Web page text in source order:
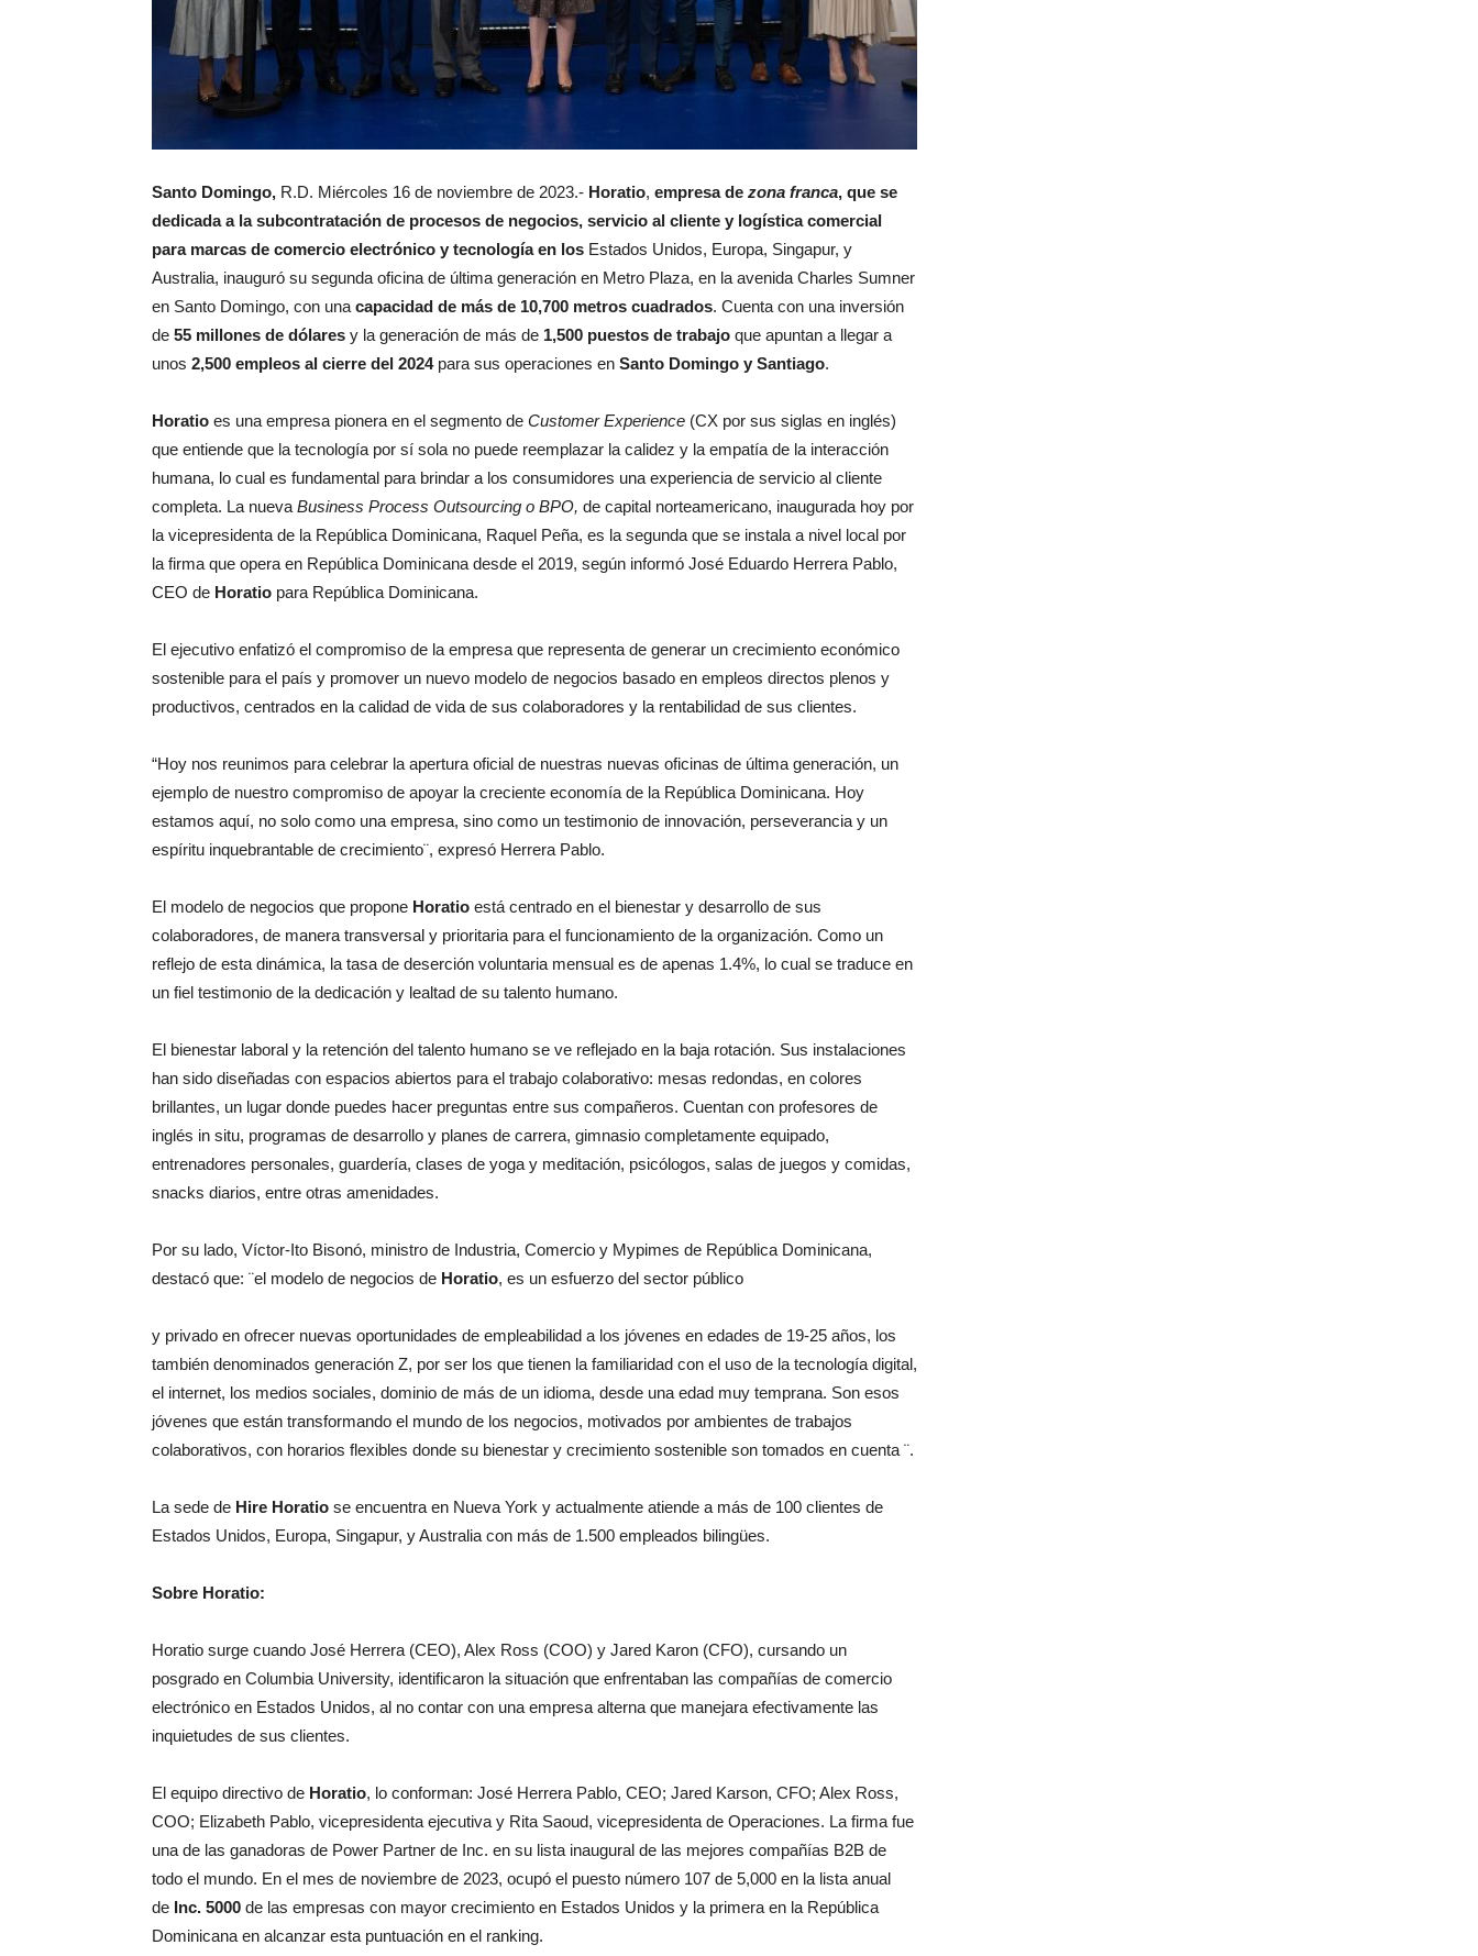
Santo Domingo, R.D. Miércoles 16 de noviembre de 2023.- Horatio, empresa de zona franca, que se
dedicada a la subcontratación de procesos de negocios, servicio al cliente y logística comercial
para marcas de comercio electrónico y tecnología en los Estados Unidos, Europa, Singapur, y
Australia, inauguró su segunda oficina de última generación en Metro Plaza, en la avenida Charles Sumner
en Santo Domingo, con una capacidad de más de 10,700 metros cuadrados. Cuenta con una inversión
de 55 millones de dólares y la generación de más de 1,500 puestos de trabajo que apuntan a llegar a
unos 2,500 empleos al cierre del 2024para sus operaciones en Santo Domingo y Santiago.
Horatio es una empresa pionera en el segmento de Customer Experience (CX por sus siglas en inglés)
que entiende que la tecnología por sí sola no puede reemplazar la calidez y la empatía de la interacción
humana, lo cual es fundamental para brindar a los consumidores una experiencia de servicio al cliente
completa. La nueva Business Process Outsourcing o BPO, de capital norteamericano, inaugurada hoy por
la vicepresidenta de la República Dominicana, Raquel Peña, es la segunda que se instala a nivel local por
la firma que opera en República Dominicana desde el 2019, según informó José Eduardo Herrera Pablo,
CEO de Horatio para República Dominicana.
El ejecutivo enfatizó el compromiso de la empresa que representa de generar un crecimiento económico
sostenible para el país y promover un nuevo modelo de negocios basado en empleos directos plenos y
productivos, centrados en la calidad de vida de sus colaboradores y la rentabilidad de sus clientes.
“Hoy nos reunimos para celebrar la apertura oficial de nuestras nuevas oficinas de última generación, un
ejemplo de nuestro compromiso de apoyar la creciente economía de la República Dominicana. Hoy
estamos aquí, no solo como una empresa, sino como un testimonio de innovación, perseverancia y un
espíritu inquebrantable de crecimiento¨, expresó Herrera Pablo.
El modelo de negocios que propone Horatio está centrado en el bienestar y desarrollo de sus
colaboradores, de manera transversal y prioritaria para el funcionamiento de la organización. Como un
reflejo de esta dinámica, la tasa de deserción voluntaria mensual es de apenas 1.4%, lo cual se traduce en
un fiel testimonio de la dedicación y lealtad de su talento humano.
El bienestar laboral y la retención del talento humano se ve reflejado en la baja rotación. Sus instalaciones
han sido diseñadas con espacios abiertos para el trabajo colaborativo: mesas redondas, en colores
brillantes, un lugar donde puedes hacer preguntas entre sus compañeros. Cuentan con profesores de
inglés in situ, programas de desarrollo y planes de carrera, gimnasio completamente equipado,
entrenadores personales, guardería, clases de yoga y meditación, psicólogos, salas de juegos y comidas,
snacks diarios, entre otras amenidades.
Por su lado, Víctor-Ito Bisonó, ministro de Industria, Comercio y Mypimes de República Dominicana,
destacó que: ¨el modelo de negocios de Horatio, es un esfuerzo del sector público
y privado en ofrecer nuevas oportunidades de empleabilidad a los jóvenes en edades de 19-25 años, los
también denominados generación Z, por ser los que tienen la familiaridad con el uso de la tecnología digital,
el internet, los medios sociales, dominio de más de un idioma, desde una edad muy temprana. Son esos
jóvenes que están transformando el mundo de los negocios, motivados por ambientes de trabajos
colaborativos, con horarios flexibles donde su bienestar y crecimiento sostenible son tomados en cuenta ¨.
La sede de Hire Horatio se encuentra en Nueva York y actualmente atiende a más de 100 clientes de
Estados Unidos, Europa, Singapur, y Australia con más de 1.500 empleados bilingües.
Sobre Horatio:
Horatio surge cuando José Herrera (CEO), Alex Ross (COO) y Jared Karon (CFO), cursando un
posgrado en Columbia University, identificaron la situación que enfrentaban las compañías de comercio
electrónico en Estados Unidos, al no contar con una empresa alterna que manejara efectivamente las
inquietudes de sus clientes.
El equipo directivo de Horatio, lo conforman: José Herrera Pablo, CEO; Jared Karson, CFO; Alex Ross,
COO; Elizabeth Pablo, vicepresidenta ejecutiva y Rita Saoud, vicepresidenta de Operaciones. La firma fue
una de las ganadoras de Power Partner de Inc. en su lista inaugural de las mejores compañías B2B de
todo el mundo. En el mes de noviembre de 2023, ocupó el puesto número 107 de 5,000 en la lista anual
de Inc. 5000 de las empresas con mayor crecimiento en Estados Unidos y la primera en la República
Dominicana en alcanzar esta puntuación en el ranking.